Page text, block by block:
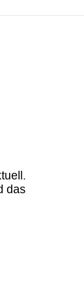
das